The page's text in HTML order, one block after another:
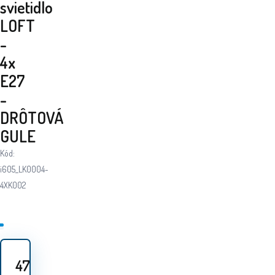
svietidlo
LOFT
-
4x
E27
-
DRÔTOVÁ
GULE
Kód:
i605_LK0004-
4XK002
47.40